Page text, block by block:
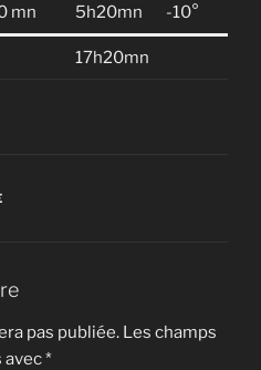
mn 5h20mn -10°
17h20mn
pas publiée. Les champs
avec*